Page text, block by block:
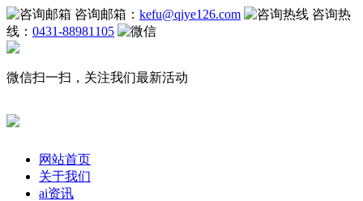
咨询邮箱： kefu@qiye126.com
咨询热
线： 0431-88981105
微信扫一扫，关注我们最新活动
网站首页
关于我们
ai资讯